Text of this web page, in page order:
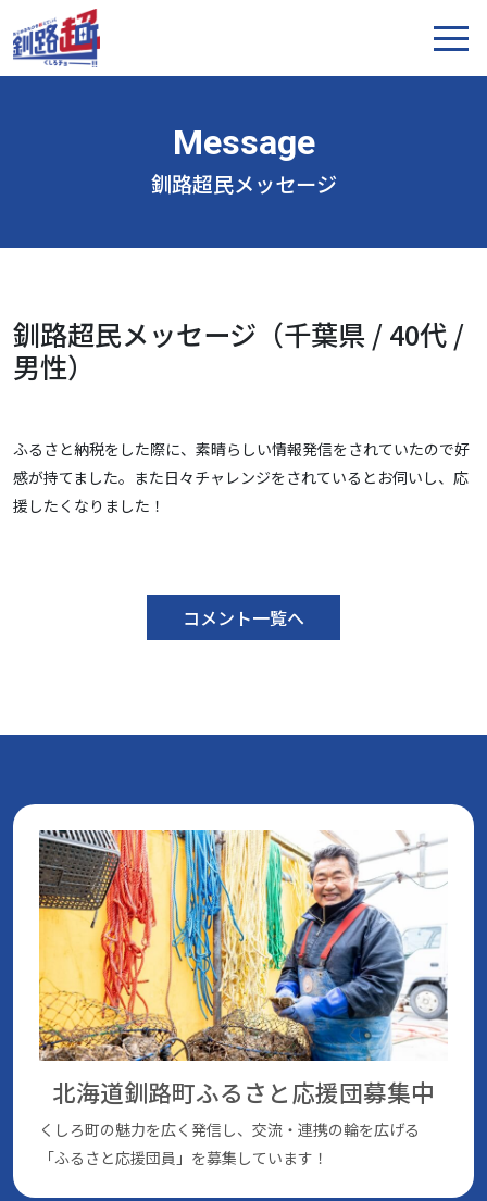
釧路超民メッセージ
釧路超民メッセージ（千葉県 / 40代 /
男性）
ふるさと納税をした際に、素晴らしい情報発信をされていたので好
感が持てました。また日々チャレンジをされているとお伺いし、応
援したくなりました！
コメント一覧へ
北海道釧路町ふるさと応援団募集中
くしろ町の魅⼒を広く発信し、交流・連携の輪を広げる
「ふるさと応援団員」を募集しています！